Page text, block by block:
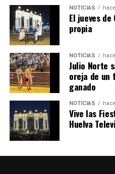
hace 3 días· Huelvatv
NOTICIAS
El jueves
propia
NOTICIAS
Julio Norte
oreja de un
ganado
NOTICIAS
Vive las
Huelva